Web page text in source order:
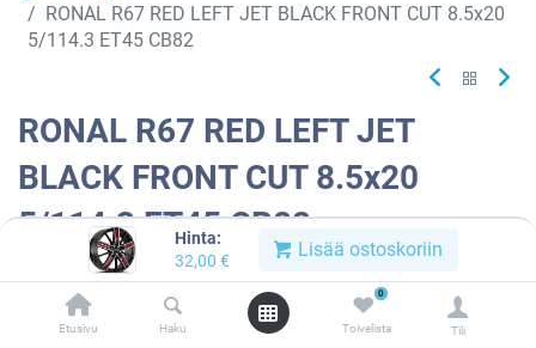
Hinta:
32,00 € Lisää ostoskoriin
Etusivu Haku
0
Toivelista Tili
RONAL R67 RED LEFT JET BLACK FRONT CUT 8.5x20
5/114.3 ET45 CB82
RONAL R67 RED LEFT JET
BLACK FRONT CUT 8.5x20
5/114.3 ET45 CB82
4053881253023 Tuotekoodi:
Tällä tuotteella ei ole kelvollista yhdistelmää.